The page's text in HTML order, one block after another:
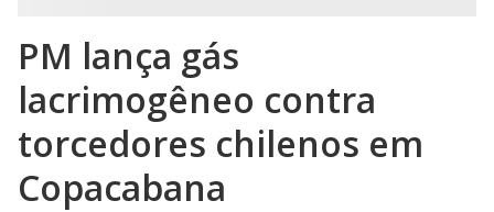
PM lança gás
lacrimogêneo contra
torcedores chilenos em
Copacabana